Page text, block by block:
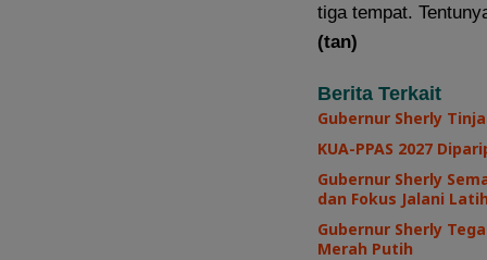
tiga tempat.
(tan)
Berita Terkait
Gubernur Sherly
KUA-PPAS 2027
Gubernur Sherly
dan Fokus Jalani
Gubernur Sherly
Merah Putih